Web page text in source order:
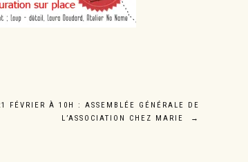
FÉVRIER À 10H : ASSEMBLÉE GÉNÉRALE DE
L’ASSOCIATION CHEZ MARIE
→